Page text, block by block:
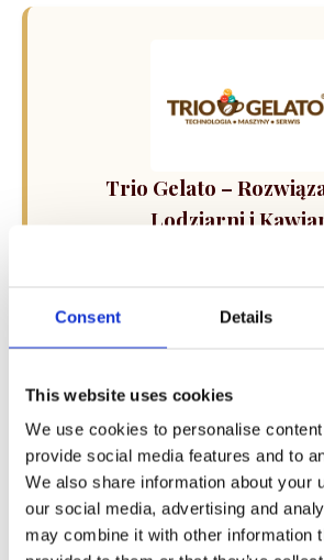
Consent Details
This website uses cookies
We use cookies to personalise
provide social media features and to
We also share information about your
our social media, advertising and
may combine it with other information
Trio Gelato –
Lodziarni i
Kompleksowe wsparcie dla
ekspresów do kawy, po
szkolenia technologiczne.